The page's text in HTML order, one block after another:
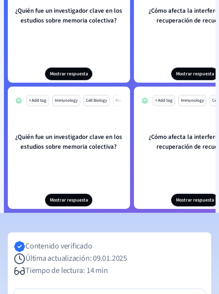
¿Quién fue un investigador clave en los
estudios sobre memoria colectiva?
Mostrar respuesta
¿Cómo afecta la
recuperación de
Mostrar respuesta
+ Add tag Immunology Cell Biology Mo
¿Quién fue un investigador clave en los
estudios sobre memoria colectiva?
Mostrar respuesta
+ Add tag Immunology
¿Cómo afecta la
recuperación de
Mostrar respuesta
Contenido verificado
Última actualización: 09.01.2025
Tiempo de lectura: 14 min